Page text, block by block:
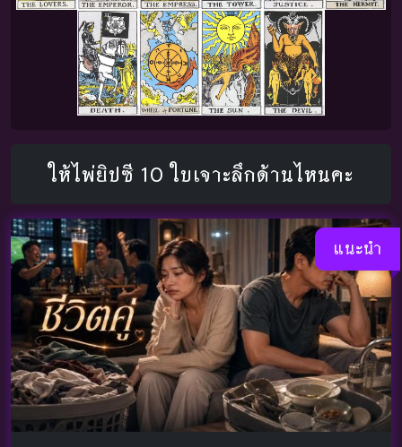
ให้ไพ่ยิปซี 10 ใบเจาะลึกด้านไหนคะ
แนะนำ